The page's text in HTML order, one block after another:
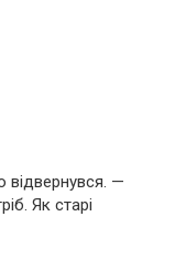
відвернувся. —
Як старі